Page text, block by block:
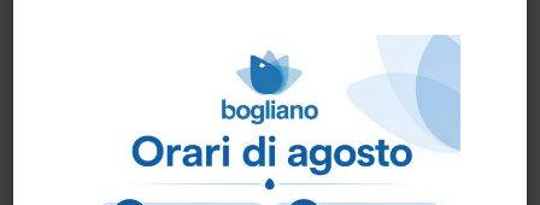
capacità di assorbimento di sporco e acqua.
Biancosan Extrasoft 50 ‘Viscosa’ è un panno
CARATTERISTICHE CHIMICO FISICHE
Composizione : VISCOSA